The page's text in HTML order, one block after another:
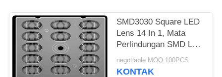
SITUS
KEBIJAKAN
PRIBADI
SMD3030 Square LED
Lens 14 In 1, Mata
Perlindungan SMD LED
Lens Untuk LED Street
Lighting
negotiable MOQ:100PCS
KONTAK